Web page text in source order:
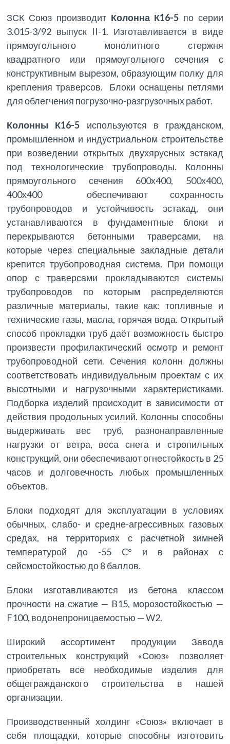
ЗСК Союз производит Колонна К16-5 по серии
3.015-3/92 выпуск II-1. Изготавливается в виде
прямоугольного монолитного стержня
квадратного или прямоугольного сечения с
конструктивным вырезом, образующим полку для
крепления траверсов. Блоки оснащены петлями
для облегчения погрузочно-разгрузочных работ.
Колонны К16-5 используются в гражданском,
промышленном и индустриальном строительстве
при возведении открытых двухярусных эстакад
под технологические трубопроводы. Колонны
прямоугольного сечения 600х400, 500х400,
400х400 обеспечивают сохранность
трубопроводов и устойчивость эстакад, они
устанавливаются в фундаментные блоки и
перекрываются бетонными траверсами, на
которые через специальные закладные детали
крепится трубопроводная система. При помощи
опор с траверсами прокладываются системы
трубопроводов по которым распределяются
различные материалы, такие как: топливные и
технические газы, масла, горячая вода. Открытый
способ прокладки труб даёт возможность быстро
произвести профилактический осмотр и ремонт
трубопроводной сети. Сечения колонн должны
соответствовать индивидуальным проектам с их
высотными и нагрузочными характеристиками.
Подборка изделий происходит в зависимости от
действия продольных усилий. Колонны способны
выдерживать вес труб, разнонаправленные
нагрузки от ветра, веса снега и стропильных
конструкций, они обеспечивают огнестойкость в 25
часов и долговечность любых промышленных
объектов.
Блоки подходят для эксплуатации в условиях
обычных, слабо- и средне-агрессивных газовых
средах, на территориях с расчетной зимней
температурой до -55 C° и в районах с
сейсмостойкостью до 8 баллов.
Блоки изготавливаются из бетона классом
прочности на сжатие — B15, морозостойкостью —
F100, водонепроницаемостью — W2.
Широкий ассортимент продукции Завода
строительных конструкций «Союз» позволяет
приобретать все необходимые изделия для
общегражданского строительства в нашей
организации.
Производственный холдинг «Союз» включает в
себя площадки, которые способны изготовить